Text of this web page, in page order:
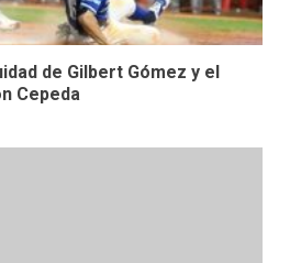
de Gilbert Gómez y el
Cepeda